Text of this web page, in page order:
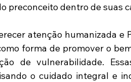
preconceito dentro de suas
atenção humanizada e
forma de promover o
de vulnerabilidade.
o cuidado integral e